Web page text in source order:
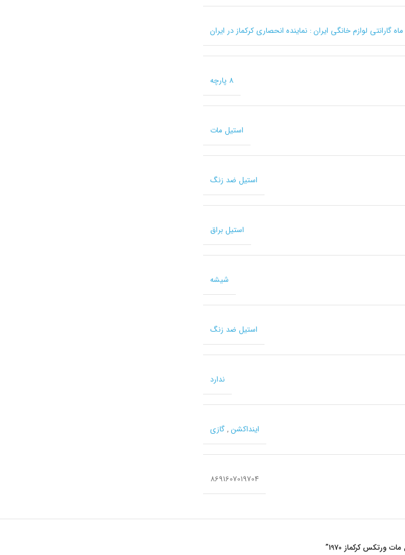
8 پارچه
استیل مات
استیل ضد زنگ
استیل براق
شیشه
استیل ضد زنگ
ندارد
اینداکشن ,گازی
8691607019704